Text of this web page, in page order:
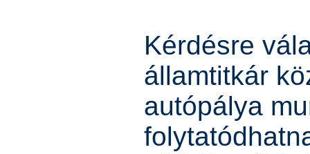
Kérdésre
államtitkár
autópálya